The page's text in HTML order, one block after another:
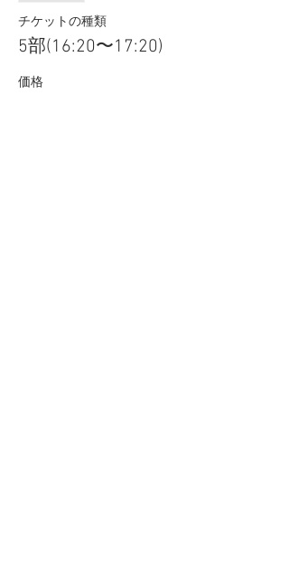
チケットの種類
5部(16:20〜17:20)
価格